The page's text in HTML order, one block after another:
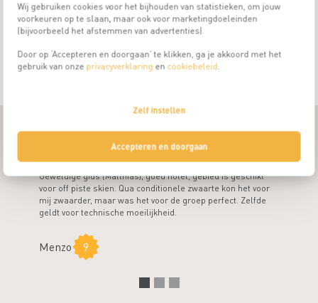
Wij gebruiken cookies voor het bijhouden van statistieken, om jouw
voorkeuren op te slaan, maar ook voor marketingdoeleinden
(bijvoorbeeld het afstemmen van advertenties).
Door op ‘Accepteren en doorgaan’ te klikken, ga je akkoord met het
gebruik van onze privacyverklaring en cookiebeleid.
Zelf instellen
Accepteren en doorgaan
Hoe train ik voor de cursus?
Ben ik voldoende verzekerd?
Wat zeggen leden over de off-piste techniek
Geweldige gids (Matthias), goed hotel, gebied is geschikt
voor off piste skien. Qua conditionele zwaarte kon het voor
mij zwaarder, maar was het voor de groep perfect. Zelfde
geldt voor technische moeilijkheid.
Menzo 9
Het